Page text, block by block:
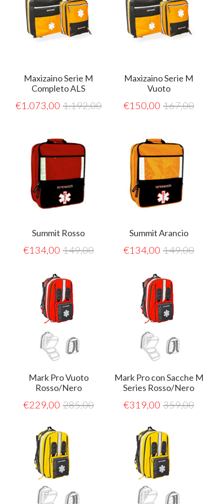
Maxizaino Serie M
Completo ALS
€1.073,00 1.192,00
Maxizaino Serie M
Vuoto
€150,00 167,00
Summit Rosso
€134,00 149,00
Summit Arancio
€134,00 149,00
Mark Pro Vuoto
Rosso/Nero
€229,00 285,00
Mark Pro con Sacche M
Series Rosso/Nero
€319,00 359,00